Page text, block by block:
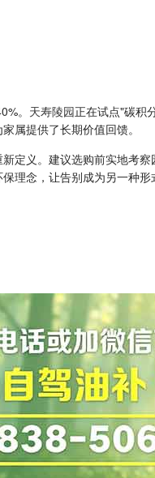
。 天寿陵园正在试点"碳积
属提供了长期价值回馈。
定义。建议选购前实地考
理念，让告别成为另一种形